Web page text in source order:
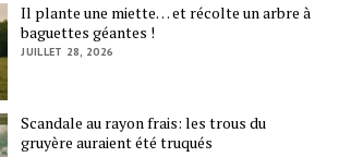
Il plante une miette… et récolte un arbre à
baguettes géantes !
JUILLET 28, 2026
Scandale au rayon frais: les trous du
gruyère auraient été truqués